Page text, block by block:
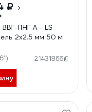
₽
ВВГ-ПНГ А - LS
2x2.5 мм 50 м
21431866